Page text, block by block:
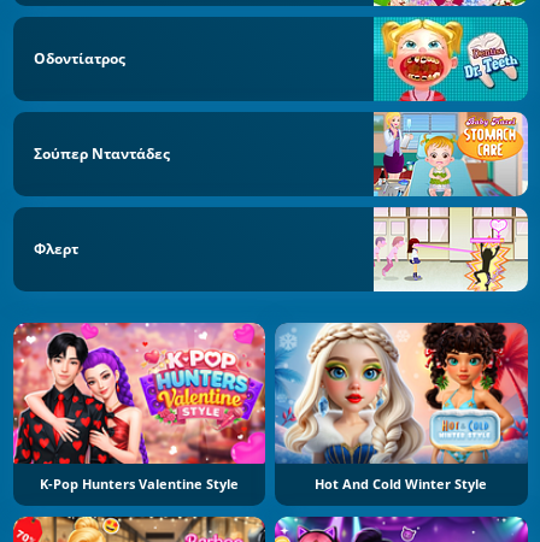
Οδοντίατρος
Σούπερ Νταντάδες
Φλερτ
K-Pop Hunters Valentine Style Hot And Cold Winter Style